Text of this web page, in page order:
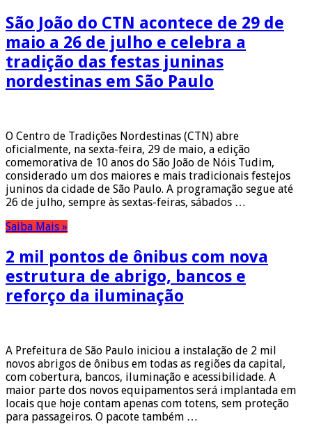
São João do CTN acontece de 29 de
maio a 26 de julho e celebra a
tradição das festas juninas
nordestinas em São Paulo
O Centro de Tradições Nordestinas (CTN) abre
oficialmente, na sexta-feira, 29 de maio, a edição
comemorativa de 10 anos do São João de Nóis Tudim,
considerado um dos maiores e mais tradicionais festejos
juninos da cidade de São Paulo. A programação segue até
26 de julho, sempre às sextas-feiras, sábados …
Saiba Mais »
2 mil pontos de ônibus com nova
estrutura de abrigo, bancos e
reforço da iluminação
A Prefeitura de São Paulo iniciou a instalação de 2 mil
novos abrigos de ônibus em todas as regiões da capital,
com cobertura, bancos, iluminação e acessibilidade. A
maior parte dos novos equipamentos será implantada em
locais que hoje contam apenas com totens, sem proteção
para passageiros. O pacote também …